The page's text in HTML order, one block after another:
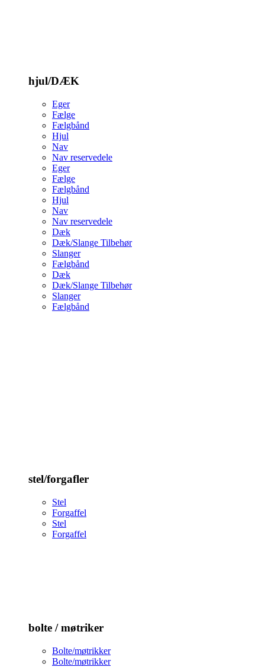
hjul/DÆK
Eger
Fælge
Fælgbånd
Hjul
Nav
Nav reservedele
Eger
Fælge
Fælgbånd
Hjul
Nav
Nav reservedele
Dæk
Dæk/Slange Tilbehør
Slanger
Fælgbånd
Dæk
Dæk/Slange Tilbehør
Slanger
Fælgbånd
stel/forgafler
Stel
Forgaffel
Stel
Forgaffel
bolte / møtriker
Bolte/møtrikker
Bolte/møtrikker